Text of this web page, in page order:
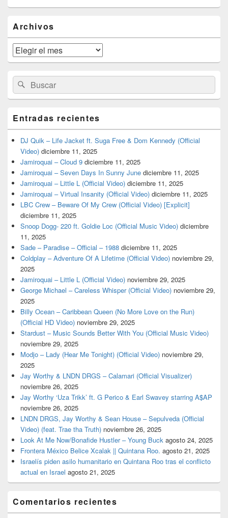
área
de
widget
barra
lateral
primaria
Archivos
Archivos
Buscar
por:
Buscar
Entradas recientes
DJ Quik – Life Jacket ft. Suga Free & Dom Kennedy (Official
Video) diciembre 11, 2025
Jamiroquai – Cloud 9 diciembre 11, 2025
Jamiroquai – Seven Days In Sunny June diciembre 11, 2025
Jamiroquai – Little L (Official Video) diciembre 11, 2025
Jamiroquai – Virtual Insanity (Official Video) diciembre 11, 2025
LBC Crew – Beware Of My Crew (Official Video) [Explicit]
diciembre 11, 2025
Snoop Dogg- 220 ft. Goldie Loc (Official Music Video) diciembre
11, 2025
Sade – Paradise – Official – 1988 diciembre 11, 2025
Coldplay – Adventure Of A Lifetime (Official Video) noviembre 29,
2025
Jamiroquai – Little L (Official Video) noviembre 29, 2025
George Michael – Careless Whisper (Official Video) noviembre 29,
2025
Billy Ocean – Caribbean Queen (No More Love on the Run)
(Official HD Video) noviembre 29, 2025
Stardust – Music Sounds Better With You (Official Music Video)
noviembre 29, 2025
Modjo – Lady (Hear Me Tonight) (Official Video) noviembre 29,
2025
Jay Worthy & LNDN DRGS – Calamari (Official Visualizer)
noviembre 26, 2025
Jay Worthy ‘Uza Trikk’ ft. G Perico & Earl Swavey starring A$AP
noviembre 26, 2025
LNDN DRGS, Jay Worthy & Sean House – Sepulveda (Official
Video) (feat. Trae tha Truth) noviembre 26, 2025
Look At Me Now/Bonafide Hustler – Young Buck agosto 24, 2025
Frontera México Belice Xcalak || Quintana Roo. agosto 21, 2025
Israelís piden asilo humanitario en Quintana Roo tras el conflicto
actual en Israel agosto 21, 2025
Comentarios recientes